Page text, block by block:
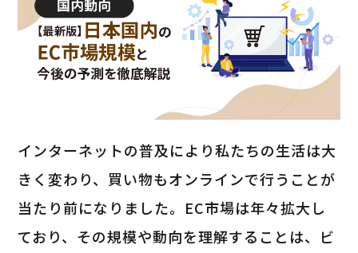
インターネットの普及により私たちの生活は大
きく変わり、買い物もオンラインで行うことが
当たり前になりました。EC市場は年々拡大し
ており、その規模や動向を理解することは、ビ